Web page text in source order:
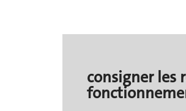
consigner les